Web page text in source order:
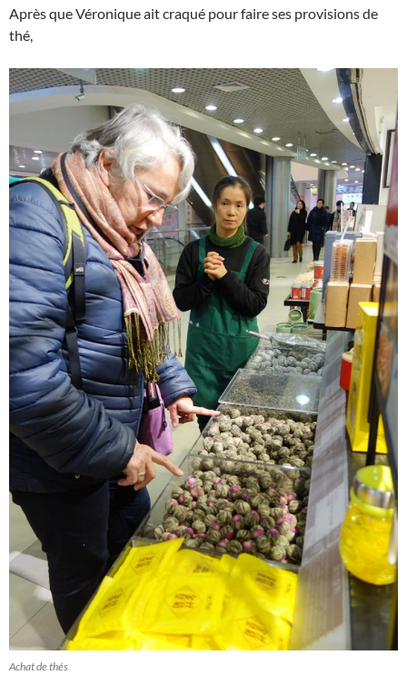
Après que Véronique ait craqué pour faire ses provisions de
thé,
Achat de thés